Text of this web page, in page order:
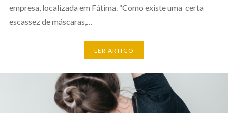
empresa, localizada em Fátima. “Como existe uma certa
escassez de máscaras,…
LER ARTIGO